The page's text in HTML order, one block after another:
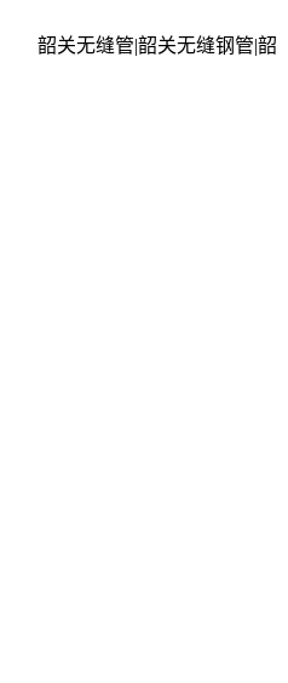
韶关无缝管|韶关无缝钢管|韶关厚